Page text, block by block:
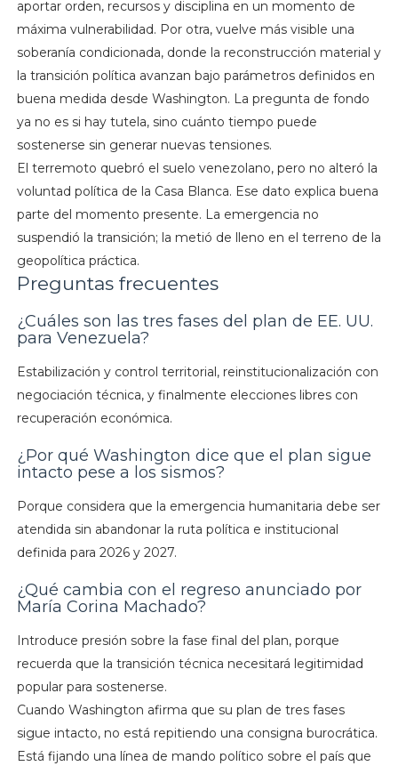
aportar orden, recursos y disciplina en un momento de
máxima vulnerabilidad. Por otra, vuelve más visible una
soberanía condicionada, donde la reconstrucción material y
la transición política avanzan bajo parámetros definidos en
buena medida desde Washington. La pregunta de fondo
ya no es si hay tutela, sino cuánto tiempo puede
sostenerse sin generar nuevas tensiones.
El terremoto quebró el suelo venezolano, pero no alteró la
voluntad política de la Casa Blanca. Ese dato explica buena
parte del momento presente. La emergencia no
suspendió la transición; la metió de lleno en el terreno de la
geopolítica práctica.
Preguntas frecuentes
¿Cuáles son las tres fases del plan de EE. UU.
para Venezuela?
Estabilización y control territorial, reinstitucionalización con
negociación técnica, y finalmente elecciones libres con
recuperación económica.
¿Por qué Washington dice que el plan sigue
intacto pese a los sismos?
Porque considera que la emergencia humanitaria debe ser
atendida sin abandonar la ruta política e institucional
definida para 2026 y 2027.
¿Qué cambia con el regreso anunciado por
María Corina Machado?
Introduce presión sobre la fase final del plan, porque
recuerda que la transición técnica necesitará legitimidad
popular para sostenerse.
Cuando Washington afirma que su plan de tres fases
sigue intacto, no está repitiendo una consigna burocrática.
Está fijando una línea de mando político sobre el país que